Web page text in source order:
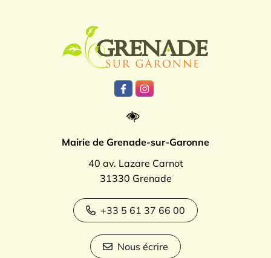
Lien vers le compte Facebook
Lien vers le compte
Mairie de Grenade-sur-Garonne
40 av. Lazare Carnot
31330 Grenade
+33 5 61 37 66 00
Nous écrire